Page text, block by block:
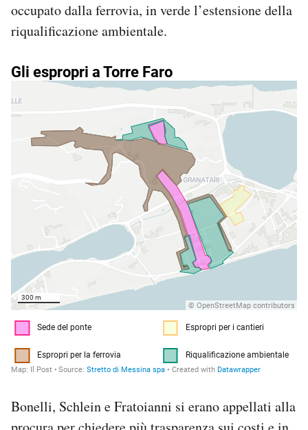
occupato dalla ferrovia, in verde l’estensione della
riqualificazione ambientale.
Bonelli, Schlein e Fratoianni si erano appellati alla